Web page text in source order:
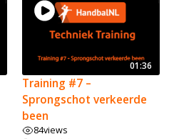
01:36
Training #7 –
Sprongschot verkeerde
been
84views